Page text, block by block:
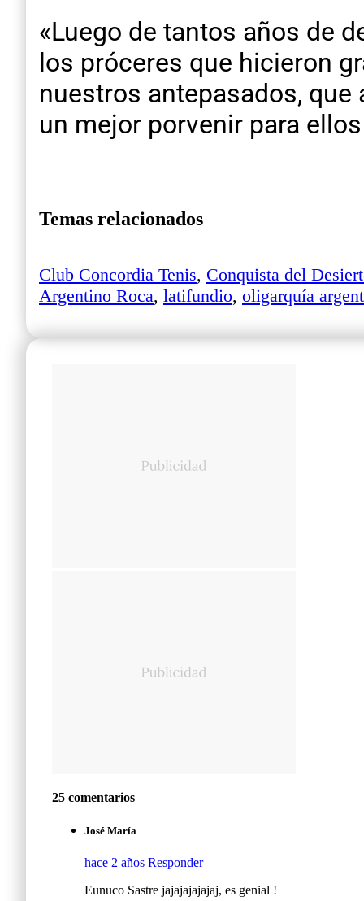
«Luego de tantos años de
los próceres que hicieron
nuestros antepasados,
un mejor porvenir para
Temas relacionados
Club Concordia Tenis, Conquista del
Argentino Roca, latifundio, oligarquía
25 comentarios
José María
hace 2 años Responder
Eunuco Sastre jajajajajajaj, es genial !